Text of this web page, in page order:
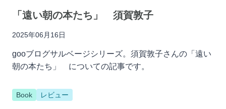
「遠い朝の本たち」 須賀敦子
2025年06月16日
gooブログサルベージシリーズ。須賀敦子さんの「遠い
朝の本たち」 についての記事です。
Book レビュー